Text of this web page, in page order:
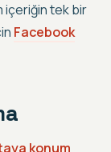
içeriğin tek bir
Facebook
konum